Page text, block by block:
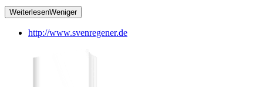
WeiterlesenWeniger
http://www.svenregener.de